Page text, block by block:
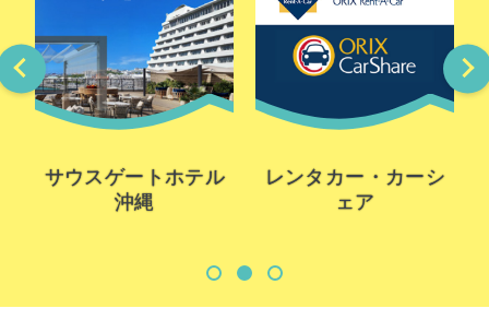
サウスゲートホテル
沖縄
レンタカー・カーシ
ェア